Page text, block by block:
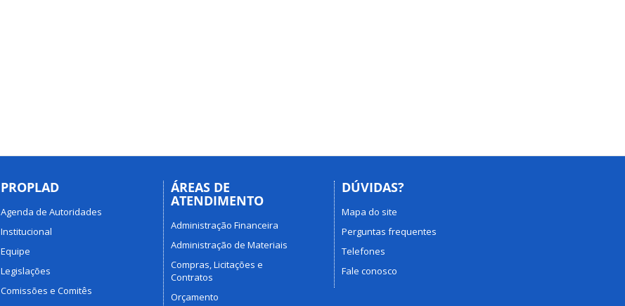
PROPLAD
Agenda de Autoridades
Institucional
Equipe
Legislações
Comissões e Comitês
ÁREAS DE
ATENDIMENTO
Administração Financeira
Administração de Materiais
Compras, Licitações e
Contratos
Orçamento
DÚVIDAS?
Mapa do site
Perguntas frequentes
Telefones
Fale conosco